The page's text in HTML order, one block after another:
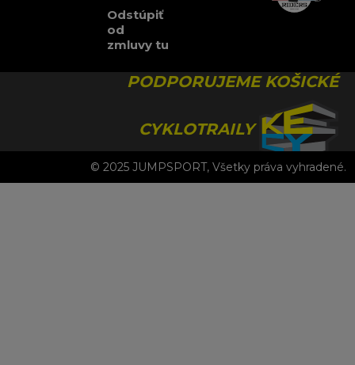
Odstúpiť
od
zmluvy tu
PODPORUJEME KOŠICKÉ
CYKLOTRAILY
© 2025 JUMPSPORT, Všetky práva vyhradené.